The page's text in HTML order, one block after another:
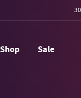
Shop Sale